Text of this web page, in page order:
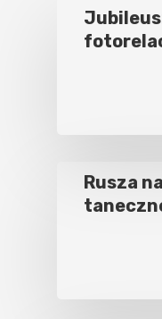
Rusza